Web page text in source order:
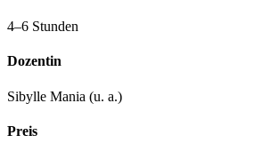
4–6 Stunden
Dozentin
Sibylle Mania (u. a.)
Preis